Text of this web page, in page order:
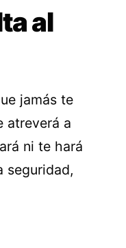
al
jamás te
atreverá a
ni te hará
seguridad,